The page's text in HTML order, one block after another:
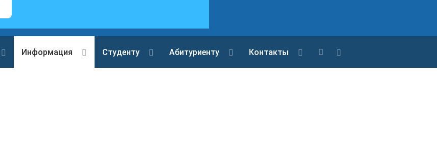
Информация Студенту Абитуриенту Контакты